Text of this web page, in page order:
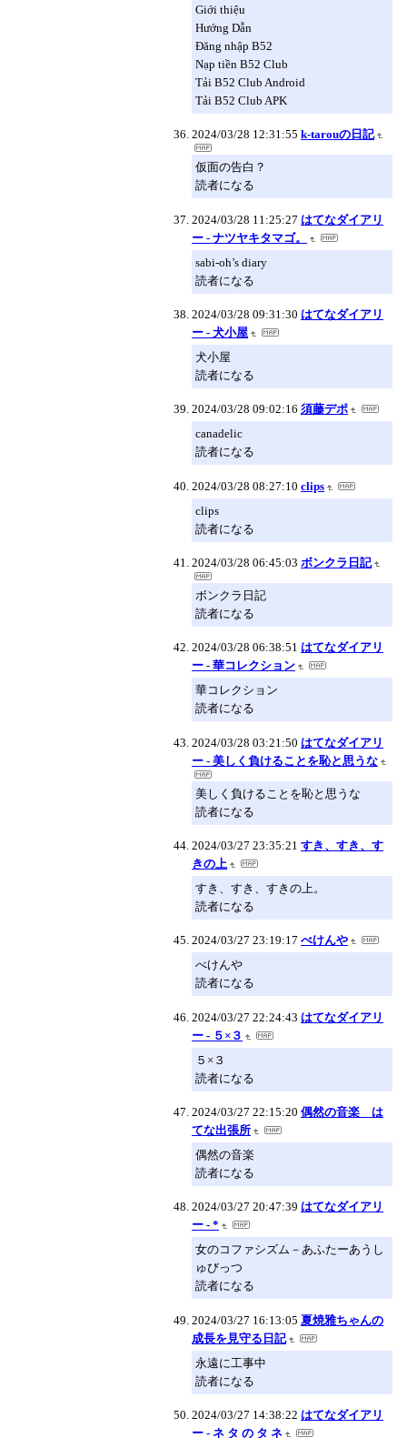
Giới thiệu
Hướng Dẫn
Đăng nhập B52
Nạp tiền B52 Club
Tải B52 Club Android
Tải B52 Club APK
2024/03/28 12:31:55 k-tarouの日記
仮面の告白？
読者になる
2024/03/28 11:25:27 はてなダイアリ
ー - ナツヤキタマゴ。
sabi-oh’s diary
読者になる
2024/03/28 09:31:30 はてなダイアリ
ー - 犬小屋
犬小屋
読者になる
2024/03/28 09:02:16 須藤デポ
canadelic
読者になる
2024/03/28 08:27:10 clips
clips
読者になる
2024/03/28 06:45:03 ボンクラ日記
ボンクラ日記
読者になる
2024/03/28 06:38:51 はてなダイアリ
ー - 華コレクション
華コレクション
読者になる
2024/03/28 03:21:50 はてなダイアリ
ー - 美しく負けることを恥と思うな
美しく負けることを恥と思うな
読者になる
2024/03/27 23:35:21 すき、すき、す
きの上
すき、すき、すきの上。
読者になる
2024/03/27 23:19:17 べけんや
べけんや
読者になる
2024/03/27 22:24:43 はてなダイアリ
ー - ５×３
５×３
読者になる
2024/03/27 22:15:20 偶然の音楽 は
てな出張所
偶然の音楽
読者になる
2024/03/27 20:47:39 はてなダイアリ
ー - *
女のコファシズム－あふたーあうし
ゅびっつ
読者になる
2024/03/27 16:13:05 夏焼雅ちゃんの
成長を見守る日記
永遠に工事中
読者になる
2024/03/27 14:38:22 はてなダイアリ
ー - ネ タ の タ ネ